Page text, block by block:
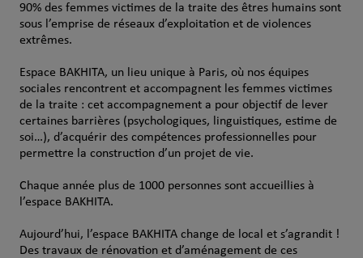
90% des femmes victimes de la traite des êtres humains sont
sous l’emprise de réseaux d’exploitation et de violences
extrêmes.
Espace BAKHITA, un lieu unique à Paris, où nos équipes
sociales rencontrent et accompagnent les femmes victimes
de la traite : cet accompagnement a pour objectif de lever
certaines barrières (psychologiques, linguistiques, estime de
soi…), d’acquérir des compétences professionnelles pour
permettre la construction d’un projet de vie.
Chaque année plus de 1000 personnes sont accueillies à
l’espace BAKHITA.
Aujourd’hui, l’espace BAKHITA change de local et s’agrandit !
Des travaux de rénovation et d’aménagement de ces